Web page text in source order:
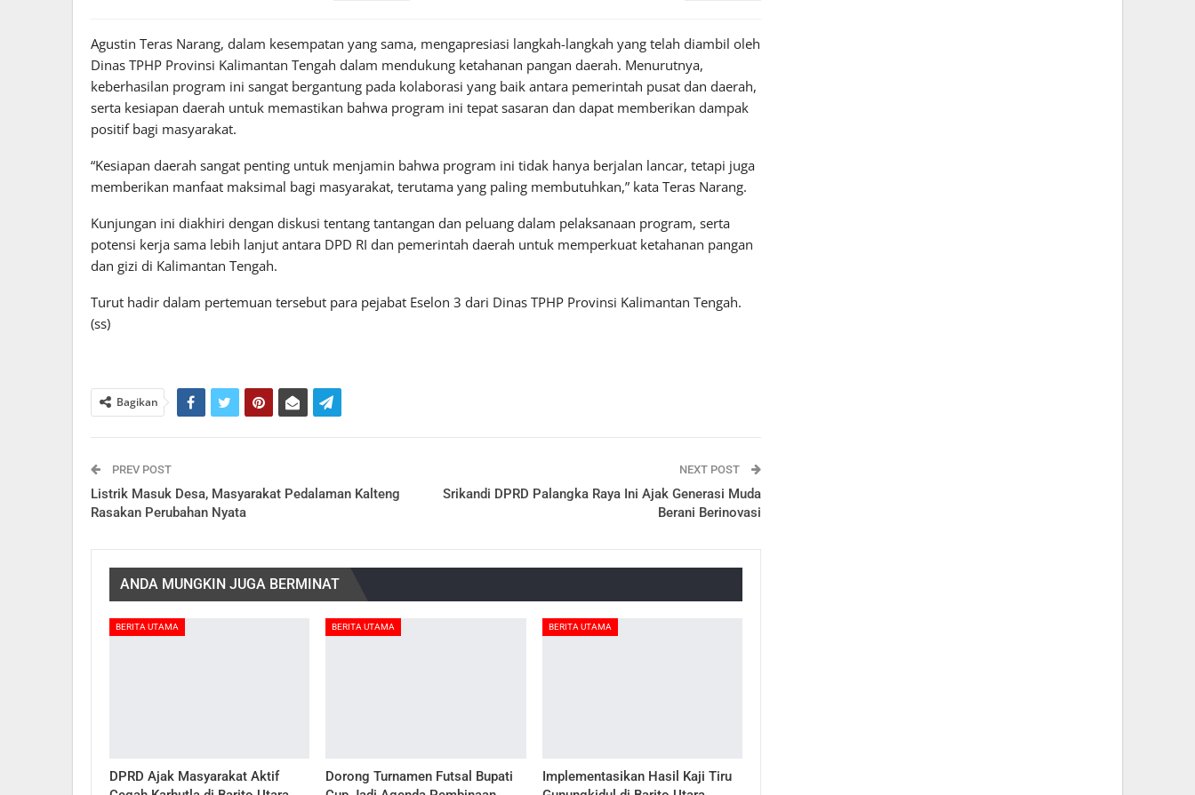
Agustin Teras Narang, dalam kesempatan yang sama, mengapresiasi langkah-langkah yang telah diambil oleh
Dinas TPHP Provinsi Kalimantan Tengah dalam mendukung ketahanan pangan daerah. Menurutnya,
keberhasilan program ini sangat bergantung pada kolaborasi yang baik antara pemerintah pusat dan daerah,
serta kesiapan daerah untuk memastikan bahwa program ini tepat sasaran dan dapat memberikan dampak
positif bagi masyarakat.
“Kesiapan daerah sangat penting untuk menjamin bahwa program ini tidak hanya berjalan lancar, tetapi juga
memberikan manfaat maksimal bagi masyarakat, terutama yang paling membutuhkan,” kata Teras Narang.
Kunjungan ini diakhiri dengan diskusi tentang tantangan dan peluang dalam pelaksanaan program, serta
potensi kerja sama lebih lanjut antara DPD RI dan pemerintah daerah untuk memperkuat ketahanan pangan
dan gizi di Kalimantan Tengah.
Turut hadir dalam pertemuan tersebut para pejabat Eselon 3 dari Dinas TPHP Provinsi Kalimantan Tengah.
(ss)
Bagikan
PREV POST
Listrik Masuk Desa, Masyarakat Pedalaman Kalteng
Rasakan Perubahan Nyata
NEXT POST
Srikandi DPRD Palangka Raya Ini Ajak Generasi Muda
Berani Berinovasi
ANDA MUNGKIN JUGA BERMINAT
BERITA UTAMA
DPRD Ajak Masyarakat Aktif
BERITA UTAMA
Dorong Turnamen Futsal Bupati
BERITA UTAMA
Implementasikan Hasil Kaji Tiru